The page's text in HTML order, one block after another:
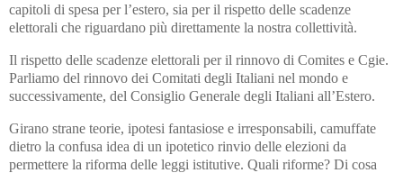
capitoli di spesa per l’estero, sia per il rispetto delle scadenze
elettorali che riguardano più direttamente la nostra collettività.
Il rispetto delle scadenze elettorali per il rinnovo di Comites e Cgie.
Parliamo del rinnovo dei Comitati degli Italiani nel mondo e
successivamente, del Consiglio Generale degli Italiani all’Estero.
Girano strane teorie, ipotesi fantasiose e irresponsabili, camuffate
dietro la confusa idea di un ipotetico rinvio delle elezioni da
permettere la riforma delle leggi istitutive. Quali riforme? Di cosa